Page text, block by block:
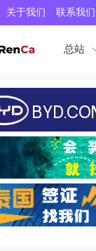
关于我们 联系我们
总站